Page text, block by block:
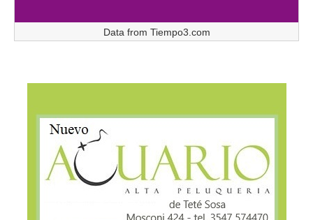
Data from Tiempo3.com